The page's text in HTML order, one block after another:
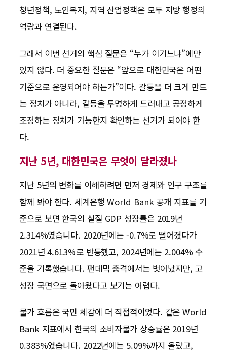
청년정책, 노인복지, 지역 산업정책은 모두 지방 행정의
역량과 연결된다.
그래서 이번 선거의 핵심 질문은 “누가 이기느냐”에만
있지 않다. 더 중요한 질문은 “앞으로 대한민국은 어떤
기준으로 운영되어야 하는가”이다. 갈등을 더 크게 만드
는 정치가 아니라, 갈등을 투명하게 드러내고 공정하게
조정하는 정치가 가능한지 확인하는 선거가 되어야 한
다.
지난 5년, 대한민국은 무엇이 달라졌나
지난 5년의 변화를 이해하려면 먼저 경제와 인구 구조를
함께 봐야 한다. 세계은행 World Bank 공개 지표를 기
준으로 보면 한국의 실질 GDP 성장률은 2019년
2.314%였습니다. 2020년에는 -0.7%로 떨어졌다가
2021년 4.613%로 반등했고, 2024년에는 2.004% 수
준을 기록했습니다. 팬데믹 충격에서는 벗어났지만, 고
성장 국면으로 돌아왔다고 보기는 어렵다.
물가 흐름은 국민 체감에 더 직접적이었다. 같은 World
Bank 지표에서 한국의 소비자물가 상승률은 2019년
0.383%였습니다. 2022년에는 5.09%까지 올랐고,